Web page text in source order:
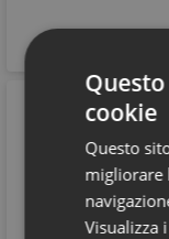
estivi – A.S.
Si informano le
registro elettronico
recupero estivi.
cookie
Questo
migliorare
Visualizza